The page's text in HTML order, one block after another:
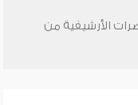
الأرشيفية من